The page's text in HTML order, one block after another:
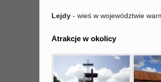
Lejdy - wieś w województwie
Atrakcje w okolicy